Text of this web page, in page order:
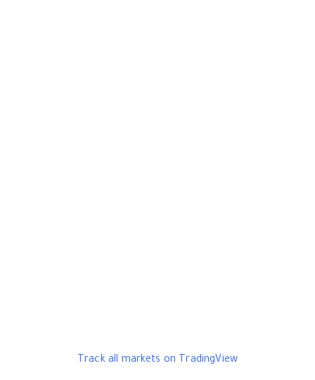
Track all markets on TradingView